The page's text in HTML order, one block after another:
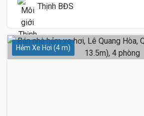
Thịnh BĐS
Hẻm Xe Hơi (4 m)